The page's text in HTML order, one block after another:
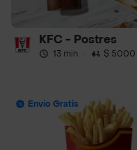
KFC - Postres
13 min · $ 5000
Envío Gratis